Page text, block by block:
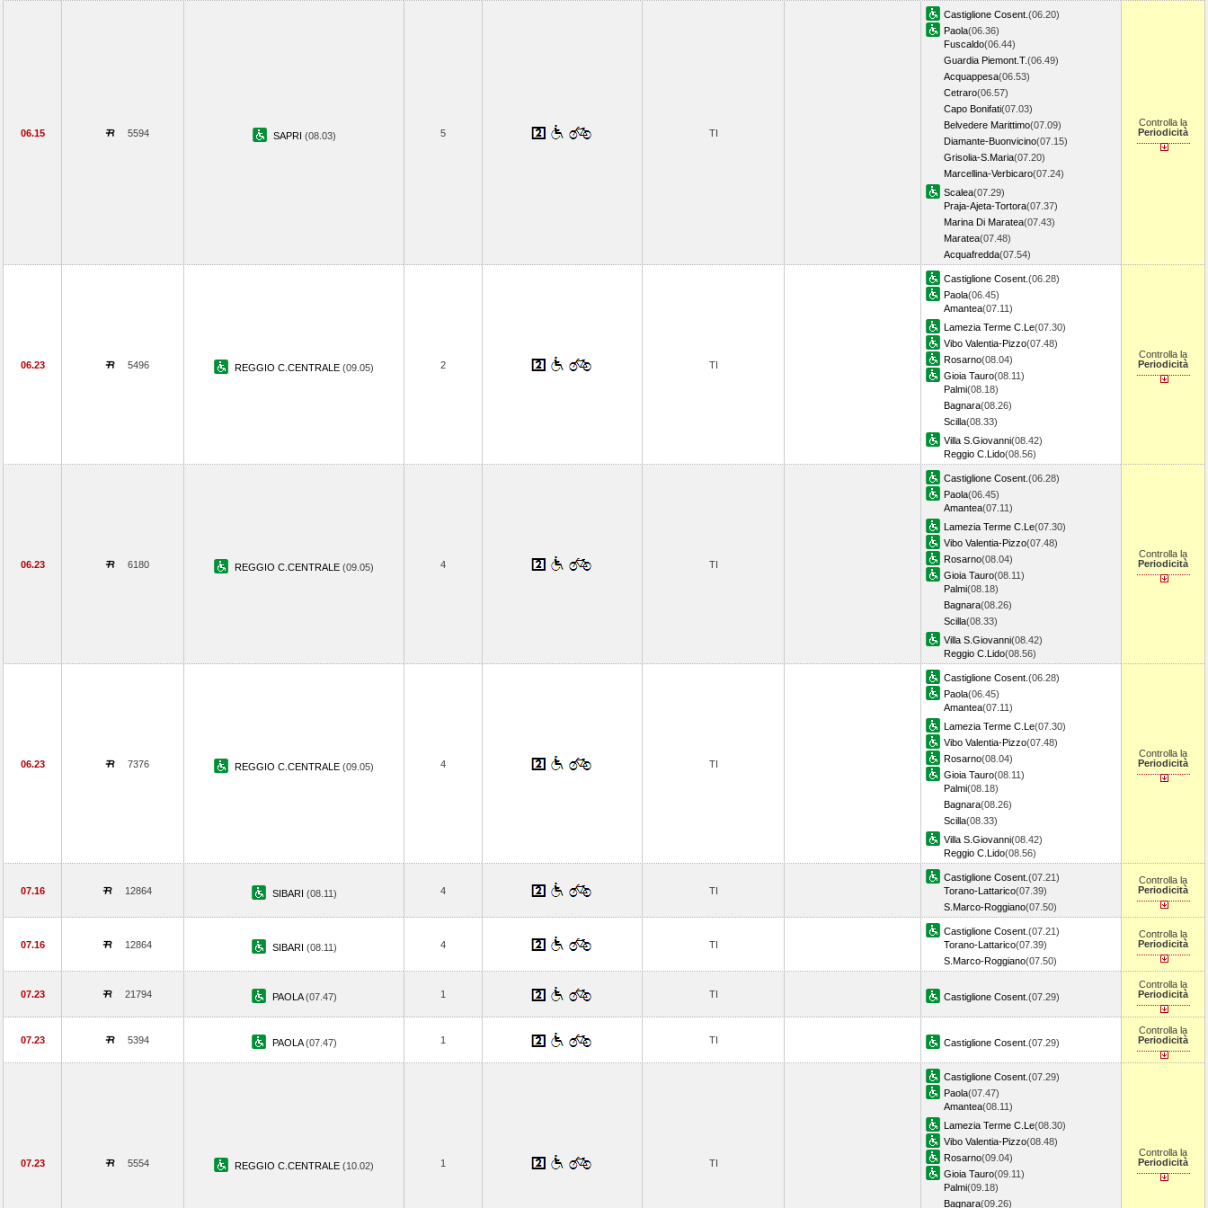
06.15 5594 SAPRI (08.03) 5 TI
Castiglione Cosent. (06.20)
Paola(06.36)
Fuscaldo(06.44)
Guardia Piemont.T.(06.49)
Acquappesa(06.53)
Cetraro(06.57)
Capo Bonifati(07.03)
Belvedere Marittimo(07.09)
Diamante-Buonvicino(07.15)
Grisolia-S.Maria(07.20)
Marcellina-Verbicaro(07.24)
Scalea(07.29)
Praja-Ajeta-Tortora(07.37)
Marina Di Maratea(07.43)
Maratea(07.48)
Acquafredda(07.54)
Controlla la
Periodicità
06.23 5496 REGGIO C.CENTRALE (09.05) 2 TI
Castiglione Cosent. (06.28)
Paola(06.45)
Amantea(07.11)
Lamezia Terme C.Le(07.30)
Vibo Valentia-Pizzo(07.48)
Rosarno(08.04)
Gioia Tauro(08.11)
Palmi(08.18)
Bagnara(08.26)
Scilla(08.33)
Villa S.Giovanni(08.42)
Reggio C.Lido(08.56)
Controlla la
Periodicità
06.23 6180 REGGIO C.CENTRALE (09.05) 4 TI
Castiglione Cosent. (06.28)
Paola(06.45)
Amantea(07.11)
Lamezia Terme C.Le(07.30)
Vibo Valentia-Pizzo(07.48)
Rosarno(08.04)
Gioia Tauro(08.11)
Palmi(08.18)
Bagnara(08.26)
Scilla(08.33)
Villa S.Giovanni(08.42)
Reggio C.Lido(08.56)
Controlla la
Periodicità
06.23 7376 REGGIO C.CENTRALE (09.05) 4 TI
Castiglione Cosent. (06.28)
Paola(06.45)
Amantea(07.11)
Lamezia Terme C.Le(07.30)
Vibo Valentia-Pizzo(07.48)
Rosarno(08.04)
Gioia Tauro(08.11)
Palmi(08.18)
Bagnara(08.26)
Scilla(08.33)
Villa S.Giovanni(08.42)
Reggio C.Lido(08.56)
Controlla la
Periodicità
07.16 12864 SIBARI (08.11) 4 TI
Castiglione Cosent. (07.21)
Torano-Lattarico(07.39)
S.Marco-Roggiano(07.50)
Controlla la
Periodicità
07.16 12864 SIBARI (08.11) 4 TI
Castiglione Cosent. (07.21)
Torano-Lattarico(07.39)
S.Marco-Roggiano(07.50)
Controlla la
Periodicità
07.23 21794 PAOLA(07.47) 1 TI Castiglione Cosent. (07.29)
Controlla la
Periodicità
07.23 5394 PAOLA(07.47) 1 TI Castiglione Cosent. (07.29)
Controlla la
Periodicità
07.23 5554 REGGIO C.CENTRALE (10.02) 1 TI
Castiglione Cosent. (07.29)
Paola(07.47)
Amantea(08.11)
Lamezia Terme C.Le(08.30)
Vibo Valentia-Pizzo(08.48)
Rosarno(09.04)
Gioia Tauro(09.11)
Palmi(09.18)
Bagnara(09.26)
Controlla la
Periodicità